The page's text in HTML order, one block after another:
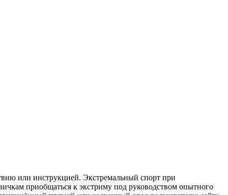
или инструкцией. Экстремальный спорт при
приобщаться к экстриму под руководством опытного